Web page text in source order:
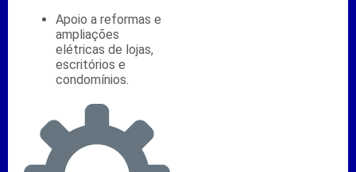
Apoio a reformas e
ampliações
elétricas de lojas,
escritórios e
condomínios.